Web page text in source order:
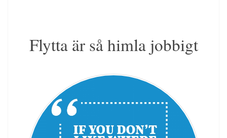
Flytta är så himla jobbigt